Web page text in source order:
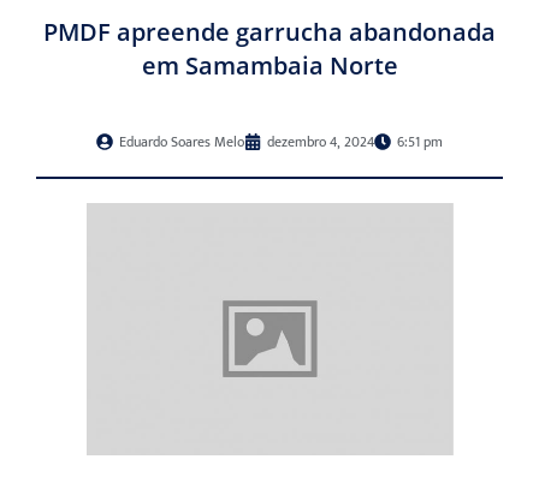
PMDF apreende garrucha abandonada
em Samambaia Norte
Eduardo Soares Melo dezembro 4, 2024 6:51 pm